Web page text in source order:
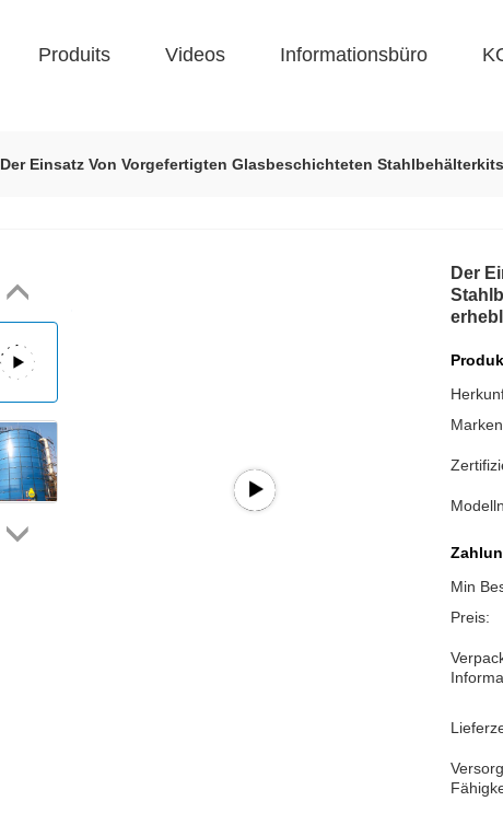
Produits Videos Informationsbüro
Der Einsatz Von Vorgefertigten Glasbeschichteten
Der
Min
Preis: